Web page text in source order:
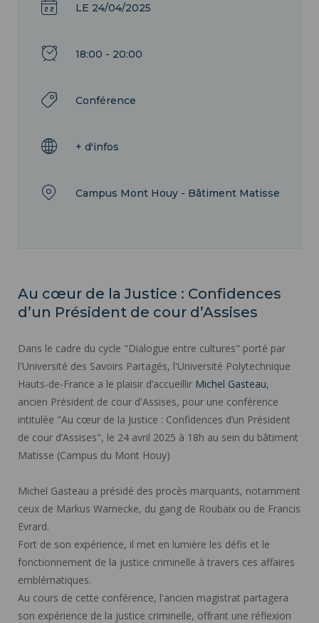
LE 24/04/2025
18:00 - 20:00
Conférence
+ d'infos
Campus Mont Houy - Bâtiment Matisse
Au cœur de la Justice : Confidences
d’un Président de cour d’Assises
Dans le cadre du cycle "Dialogue entre cultures" porté par
l'Université des Savoirs Partagés, l'Université Polytechnique
Hauts-de-France a le plaisir d’accueillir Michel Gasteau,
ancien Président de cour d'Assises, pour une conférence
intitulée "Au cœur de la Justice : Confidences d’un Président
de cour d’Assises", le 24 avril 2025 à 18h au sein du bâtiment
Matisse (Campus du Mont Houy)
Michel Gasteau a présidé des procès marquants, notamment
ceux de Markus Warnecke, du gang de Roubaix ou de Francis
Evrard.
Fort de son expérience, il met en lumière les défis et le
fonctionnement de la justice criminelle à travers ces affaires
emblématiques.
Au cours de cette conférence, l'ancien magistrat partagera
son expérience de la justice criminelle, offrant une réflexion